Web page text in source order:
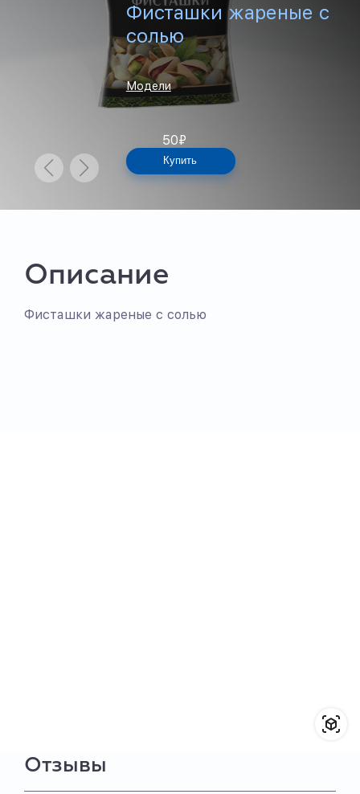
Фисташки жареные с
солью
Модели
50₽
Купить
Описание
Фисташки жареные с солью
Отзывы